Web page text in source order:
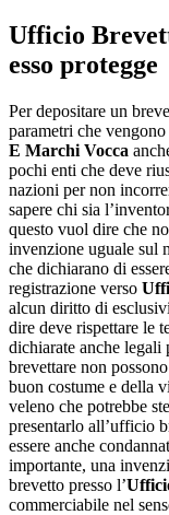
Ufficio
esso protegge
Per depositare un
parametri che
E Marchi Vocca
pochi enti che deve
nazioni per non
sapere chi sia
questo vuol dire che
invenzione uguale sul
che dichiarano di
registrazione verso
alcun diritto di
dire deve rispettare le
dichiarate anche
brevettare non
buon costume e della
veleno che potrebbe
presentarlo all’ufficio
essere anche
importante, una
brevetto presso l’
commerciabile nel